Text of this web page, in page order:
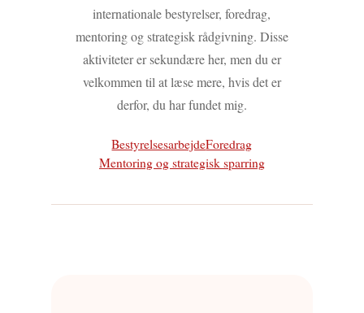
internationale bestyrelser, foredrag,
mentoring og strategisk rådgivning. Disse
aktiviteter er sekundære her, men du er
velkommen til at læse mere, hvis det er
derfor, du har fundet mig.
BestyrelsesarbejdeForedrag
Mentoring og strategisk sparring